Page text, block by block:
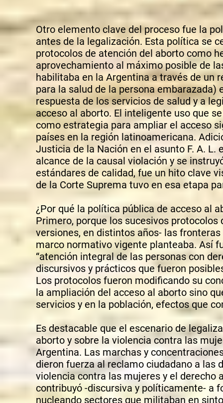
Otro elemento clave del proceso fue la
antes de la legalización. Esta política se
protocolos de atención del aborto como
aprovechamiento al máximo posible de
habilitaba en la Argentina a través de un
para la salud de la persona
respuesta de los servicios de salud y a
acceso al aborto. El inteligente uso que
como estrategia para ampliar el acceso
países en la región latinoamericana.
Justicia de la Nación en el asunto F. A.
alcance de la causal violación y se
estándares de calidad, fue un hito clave
de la Corte Suprema tuvo en esa etapa
¿Por qué la política pública de acceso al
Primero, porque los sucesivos
versiones, en distintos años- las
marco normativo vigente planteaba. Así
“atención integral de las personas con
discursivos y prácticos que fueron
Los protocolos fueron modificando su
la ampliación del acceso al aborto sino
servicios y en la población, efectos que
Es destacable que el escenario de
aborto y sobre la violencia contra las
Argentina. Las marchas y
dieron fuerza al reclamo ciudadano a las
violencia contra las mujeres y el
contribuyó -discursiva y políticamente- a
nucleando sectores que militaban en